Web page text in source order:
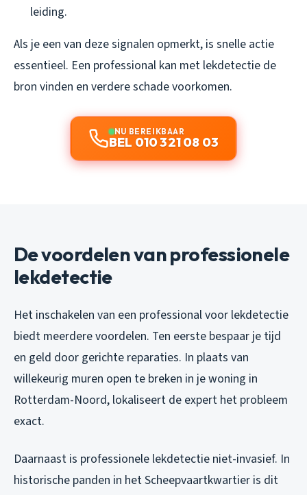
leiding.
Als je een van deze signalen opmerkt, is snelle actie
essentieel. Een professional kan met lekdetectie de
bron vinden en verdere schade voorkomen.
NU BEREIKBAAR
BEL 010 321 08 03
De voordelen van professionele
lekdetectie
Het inschakelen van een professional voor lekdetectie
biedt meerdere voordelen. Ten eerste bespaar je tijd
en geld door gerichte reparaties. In plaats van
willekeurig muren open te breken in je woning in
Rotterdam-Noord, lokaliseert de expert het probleem
exact.
Daarnaast is professionele lekdetectie niet-invasief. In
historische panden in het Scheepvaartkwartier is dit